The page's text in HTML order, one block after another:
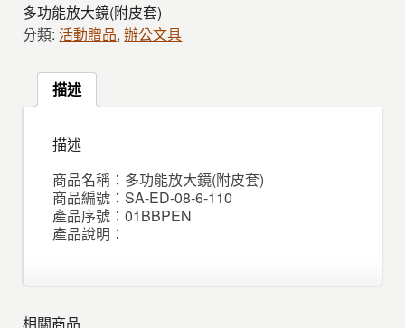
多功能放大鏡(附皮套)
分類:活動贈品,辦公文具
描述
描述
商品名稱：多功能放大鏡(附皮套)
商品編號：SA-ED-08-6-110
產品序號：01BBPEN
產品說明：
相關商品